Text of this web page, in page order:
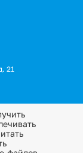
21
2026